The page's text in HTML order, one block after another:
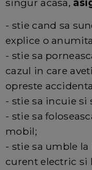
singur acasa,
- stie cand sa
explice o
- stie sa
cazul in care
opreste
- stie sa incuie si
- stie sa
mobil;
- stie sa umble
curent electric si